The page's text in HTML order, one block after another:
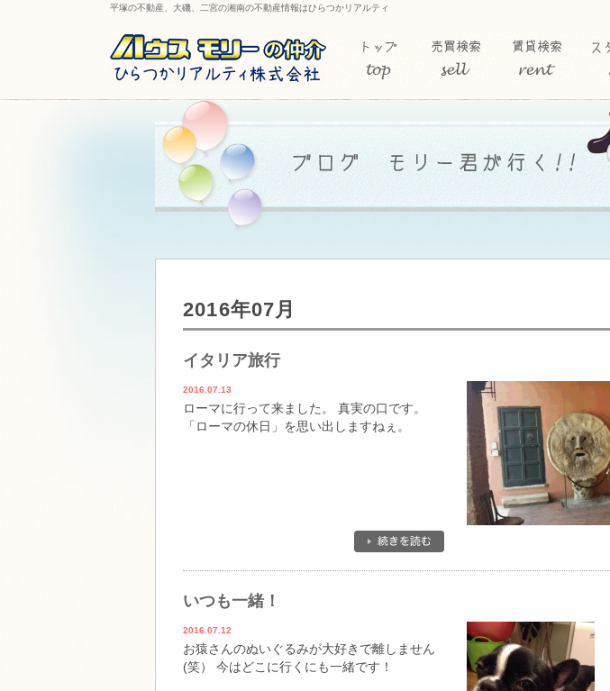
平塚の不動産、大磯、二宮の湘南の不動産情報はひらつかリアルティ
2016年07月
イタリア旅行
2016.07.13
ローマに行って来ました。 真実の口です。
「ローマの休日」を思い出しますねぇ。
いつも一緒！
2016.07.12
お猿さんのぬいぐるみが大好きで離しません
(笑） 今はどこに行くにも一緒です！